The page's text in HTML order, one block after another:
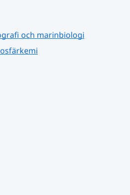
och marinbiologi